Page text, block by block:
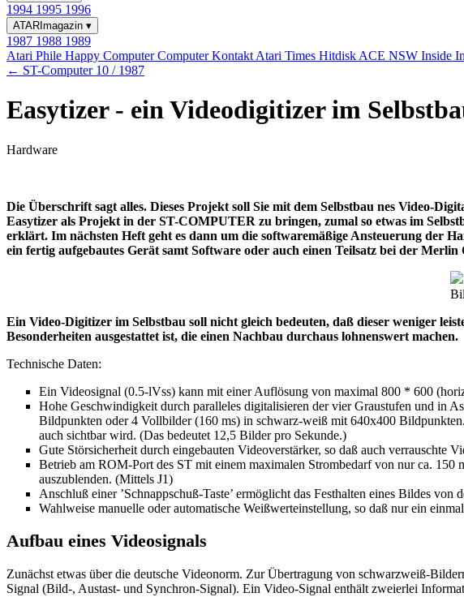
1994 1995 1996
ATARImagazin ▾
1987 1988 1989
Atari Phile Happy ComputerComputer Kontakt Atari Times Hitdisk ACE NSW Inside
← ST-Computer 10 / 1987
Easytizer - ein Videodigitizer im
Hardware
Die Überschrift sagt alles. Dieses Projekt soll Sie mit dem Selbstbau nes Video-
Easytizer als Projekt in der ST-COMPUTER zu bringen, zumal so etwas im
erklärt. Im nächsten Heft geht es dann um die softwaremäßige Ansteuerung der
ein fertig aufgebautes Gerät samt Software oder auch einen Teilsatz bei der
Ein Video-Digitizer im Selbstbau soll nicht gleich bedeuten, daß dieser weniger
Besonderheiten ausgestattet ist, die einen Nachbau durchaus lohnenswert machen.
Technische Daten:
Ein Videosignal (0.5-lVss) kann mit einer Auflösung von maximal 800 * 600
Hohe Geschwindigkeit durch paralleles digitalisieren der vier Graustufen und in
Bildpunkten oder 4 Vollbilder (160 ms) in schwarz-weiß mit 640x400
auch sichtbar wird. (Das bedeutet 12,5 Bilder pro Sekunde.)
Gute Störsicherheit durch eingebauten Videoverstärker, so daß auch verrauschte
Betrieb am ROM-Port des ST mit einem maximalen Strombedarf von nur ca.
auszublenden. (Mittels J1)
Anschluß einer ’Schnappschuß-Taste’ ermöglicht das Festhalten eines Bildes von
Wahlweise manuelle oder automatische Weißwerteinstellung, so daß nur ein
Aufbau eines Videosignals
Zunächst etwas über die deutsche Videonorm. Zur Übertragung von schwarzweiß-
Signal (Bild-, Austast- und Synchron-Signal). Ein Video-Signal enthält zweierlei